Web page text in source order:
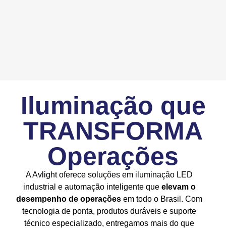
Iluminação que
TRANSFORMA
Operações​
A Avlight oferece soluções em iluminação LED
industrial e automação inteligente que elevam o
desempenho de operações em todo o Brasil. Com
tecnologia de ponta, produtos duráveis e suporte
técnico especializado, entregamos mais do que